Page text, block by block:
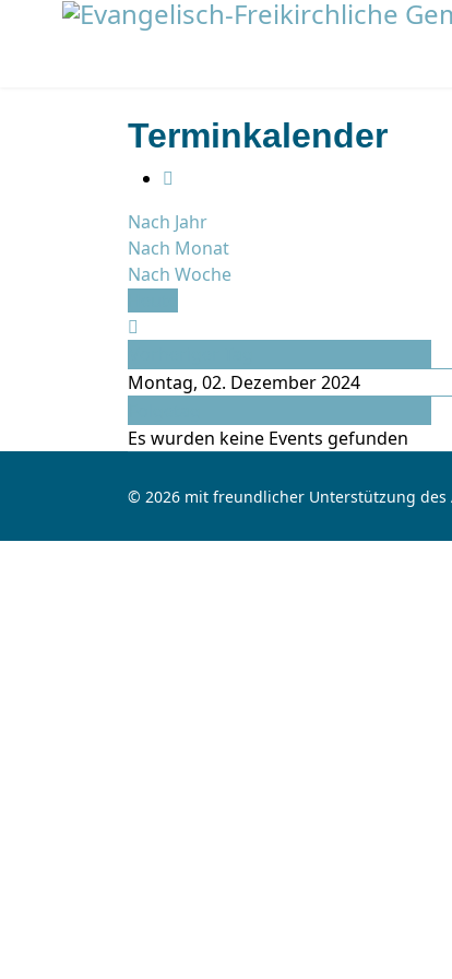
Terminkalender
Nach Jahr
Nach Monat
Nach Woche
Montag, 02. Dezember 2024
Es wurden keine Events gefunden
© 2026 mit freundlicher Unterstützung des